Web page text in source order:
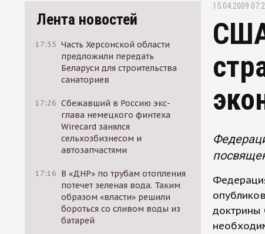
Лента новостей
17:35 Часть Херсонской области
предложили передать
Беларуси для строительства
санаториев
17:26 Сбежавший в Россию экс-
глава немецкого финтеха
Wirecard занялся
сельхозбизнесом и
автозапчастями
17:16 В «ДНР» по трубам отопления
потечет зеленая вода. Таким
образом «власти» решили
бороться со сливом воды из
батарей
15.04.2009